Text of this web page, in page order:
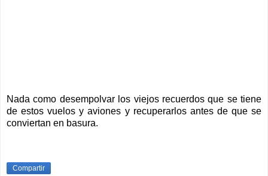
Nada como desempolvar los viejos recuerdos que se tiene
de estos vuelos y aviones y recuperarlos antes de que se
conviertan en basura.
Compartir